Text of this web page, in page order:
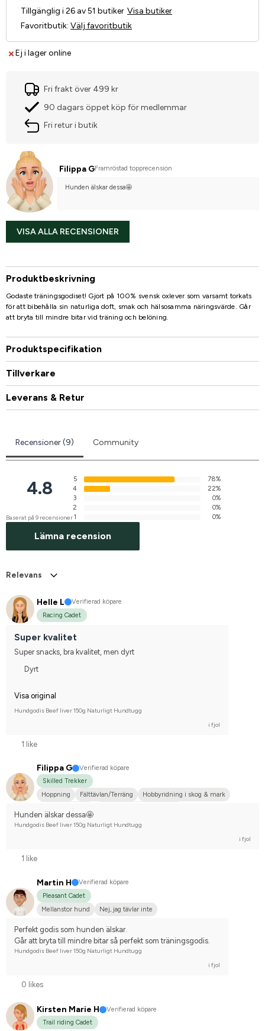
Ej i lager online
Tillgänglig i 26 av 51 butiker Visa butiker
Favoritbutik: Välj favoritbutik
Fri frakt över 499 kr
90 dagars öppet köp för medlemmar
Fri retur i butik
Filippa GFramröstad topprecension
Hunden älskar dessa🤩
VISA ALLA RECENSIONER
Produktbeskrivning
Godaste träningsgodiset! Gjort på 100% svensk oxlever som varsamt torkats
för att bibehålla sin naturliga doft, smak och hälsosamma näringsvärde. Går
att bryta till mindre bitar vid träning och belöning.
Produktspecifikation
Tillverkare
Leverans & Retur
Recensioner (9) Community
4.8
Baserat på 9 recensioner
5
78%
4
22%
3
0%
2
0%
1
0%
Lämna recension
Relevans
Helle L
Verifierad köpare
Racing Cadet
Super kvalitet
Super snacks, bra kvalitet, men dyrt
Dyrt
Visa original
Hundgodis Beef liver 150g Naturligt Hundtugg
i fjol
1 like
Filippa G
Verifierad köpare
Skilled Trekker
Hoppning
Fälttävlan/Terräng
Hobbyridning i skog & mark
Hunden älskar dessa🤩
Hundgodis Beef liver 150g Naturligt Hundtugg
i fjol
1 like
Martin H
Verifierad köpare
Pleasant Cadet
Mellanstor hund
Nej, jag tävlar inte
Perfekt godis som hunden älskar.
Går att bryta till mindre bitar så perfekt som träningsgodis.
Hundgodis Beef liver 150g Naturligt Hundtugg
i fjol
0 likes
Kirsten Marie H
Verifierad köpare
Trail riding Cadet